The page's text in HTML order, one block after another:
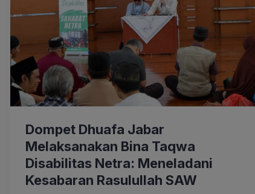
Dompet Dhuafa Jabar
Melaksanakan Bina Taqwa
Disabilitas Netra: Meneladani
Kesabaran Rasulullah SAW